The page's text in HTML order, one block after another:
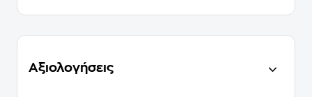
Αξιολογήσεις